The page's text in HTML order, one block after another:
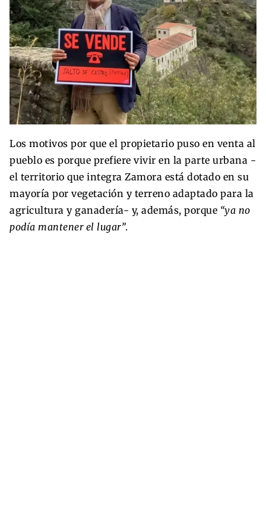
Los motivos por que el propietario puso en venta al
pueblo es porque prefiere vivir en la parte urbana -
el territorio que integra Zamora está dotado en su
mayoría por vegetación y terreno adaptado para la
agricultura y ganadería- y, además, porque “ya no
podía mantener el lugar”.